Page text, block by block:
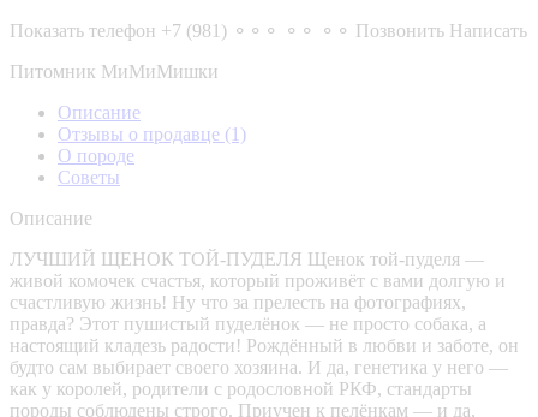
Показать телефон +7 (981) ⚬⚬⚬ ⚬⚬ ⚬⚬ Позвонить Написать
Питомник МиМиМишки
Описание
Отзывы о продавце (1)
О породе
Советы
Описание
ЛУЧШИЙ ЩЕНОК ТОЙ-ПУДЕЛЯ Щенок той-пуделя —
живой комочек счастья, который проживёт с вами долгую и
счастливую жизнь! Ну что за прелесть на фотографиях,
правда? Этот пушистый пуделёнок — не просто собака, а
настоящий кладезь радости! Рождённый в любви и заботе, он
будто сам выбирает своего хозяина. И да, генетика у него —
как у королей, родители с родословной РКФ, стандарты
породы соблюдены строго. Приучен к пелёнкам — и да,